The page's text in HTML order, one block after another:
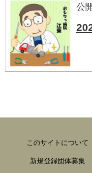
公
このサイトについて
新規登録団体募集